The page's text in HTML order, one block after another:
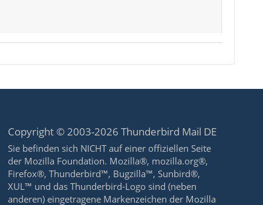
Copyright © 2003-2026 Thunderbird Mail DE
Sie befinden sich NICHT auf einer offiziellen Seite
der Mozilla Foundation. Mozilla®, mozilla.org®,
Firefox®, Thunderbird™, Bugzilla™, Sunbird®,
XUL™ und das Thunderbird-Logo sind (neben
anderen) eingetragene Markenzeichen der Mozilla